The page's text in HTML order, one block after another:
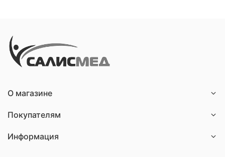
О магазине
Покупателям
Информация